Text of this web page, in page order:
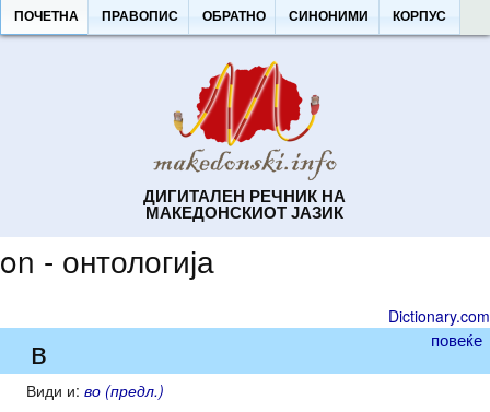
ДИГИТАЛЕН РЕЧНИК НА
МАКЕДОНСКИОТ ЈАЗИК
ПОЧЕТНА ПРАВОПИС ОБРАТНО СИНОНИМИ КОРПУС
on - онтологија
Dictionary.com
в повеќе
Види и: во (предл.)